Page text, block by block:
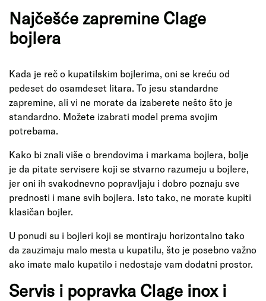
Najčešće zapremine Clage
bojlera
Kada je reč o kupatilskim bojlerima, oni se kreću od
pedeset do osamdeset litara. To jesu standardne
zapremine, ali vi ne morate da izaberete nešto što je
standardno. Možete izabrati model prema svojim
potrebama.
Kako bi znali više o brendovima i markama bojlera, bolje
je da pitate servisere koji se stvarno razumeju u bojlere,
jer oni ih svakodnevno popravljaju i dobro poznaju sve
prednosti i mane svih bojlera. Isto tako, ne morate kupiti
klasičan bojler.
U ponudi su i bojleri koji se montiraju horizontalno tako
da zauzimaju malo mesta u kupatilu, što je posebno važno
ako imate malo kupatilo i nedostaje vam dodatni prostor.
Servis i popravka Clage inox i